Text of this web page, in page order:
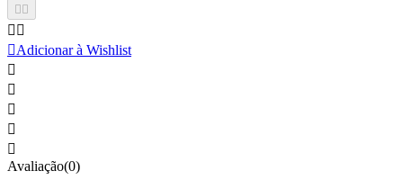
 
 
Adicionar à Wishlist





Avaliação(0)